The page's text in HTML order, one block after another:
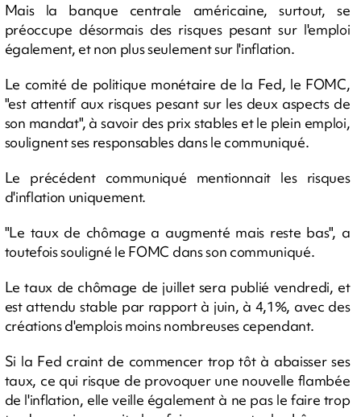
Mais la banque centrale américaine, surtout, se
préoccupe désormais des risques pesant sur l'emploi
également, et non plus seulement sur l'inflation.
Le comité de politique monétaire de la Fed, le FOMC,
"est attentif aux risques pesant sur les deux aspects de
son mandat", à savoir des prix stables et le plein emploi,
soulignent ses responsables dans le communiqué.
Le précédent communiqué mentionnait les risques
d'inflation uniquement.
"Le taux de chômage a augmenté mais reste bas", a
toutefois souligné le FOMC dans son communiqué.
Le taux de chômage de juillet sera publié vendredi, et
est attendu stable par rapport à juin, à 4,1%, avec des
créations d'emplois moins nombreuses cependant.
Si la Fed craint de commencer trop tôt à abaisser ses
taux, ce qui risque de provoquer une nouvelle flambée
de l'inflation, elle veille également à ne pas le faire trop